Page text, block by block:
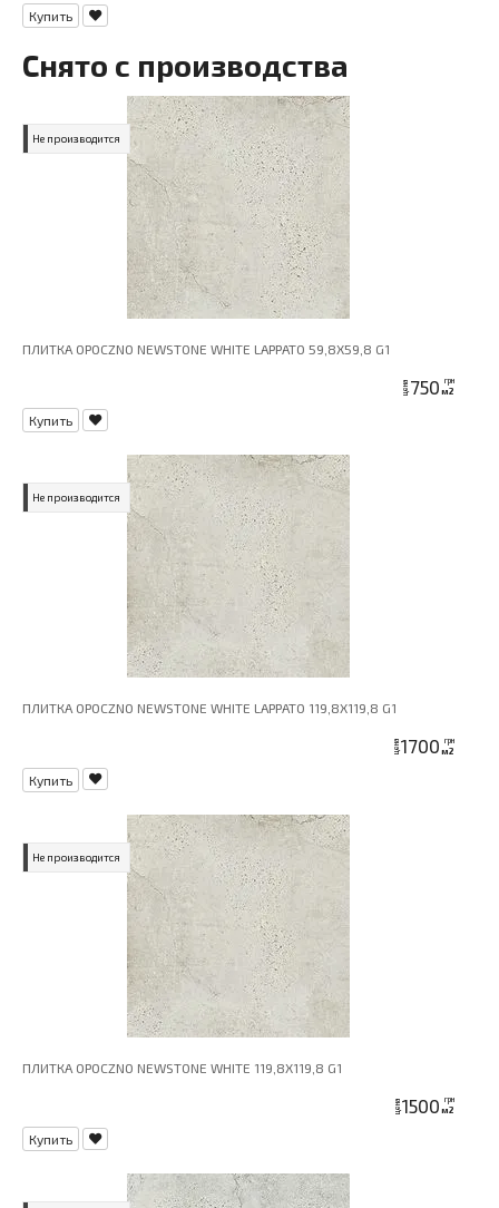
Купить
Снято с производства
Не производится
ПЛИТКА OPOCZNO NEWSTONE WHITE LAPPATO 59,8X59,8 G1
цена 750 грн
м2
Купить
Не производится
ПЛИТКА OPOCZNO NEWSTONE WHITE LAPPATO 119,8X119,8 G1
цена1700 грн
м2
Купить
Не производится
ПЛИТКА OPOCZNO NEWSTONE WHITE 119,8X119,8 G1
цена1500 грн
м2
Купить